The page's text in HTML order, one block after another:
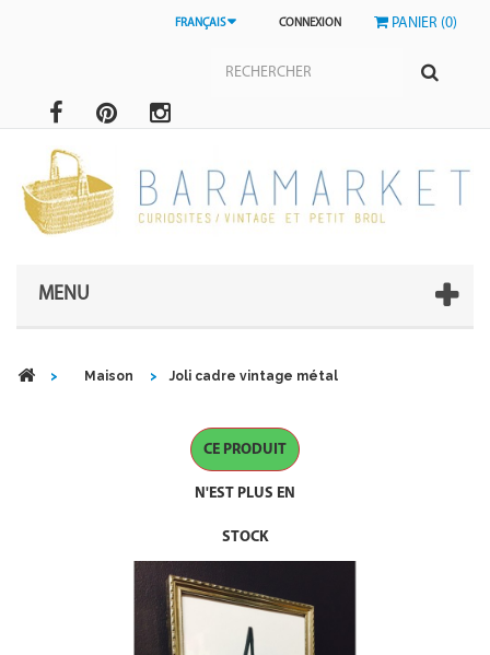
PANIER (0)
CONNEXION
FRANÇAIS
MENU
> Maison > Joli cadre vintage métal
CE PRODUIT
N'EST PLUS EN
STOCK